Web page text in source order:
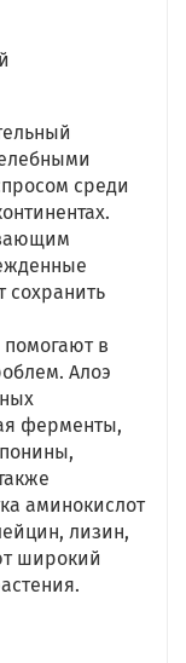
среди
сохранить
в
Алоэ
ферменты,
аминокислот
лизин,
широкий